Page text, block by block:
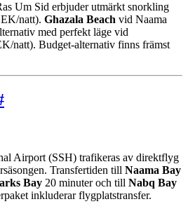
Um Sid erbjuder utmärkt snorkling
natt). Ghazala Beach vid Naama
med perfekt läge vid
natt). Budget-alternativ finns främst
Airport (SSH) trafikeras av direktflyg
Transfertiden till Naama Bay
Bay 20 minuter och till Nabq Bay
inkluderar flygplatstransfer.